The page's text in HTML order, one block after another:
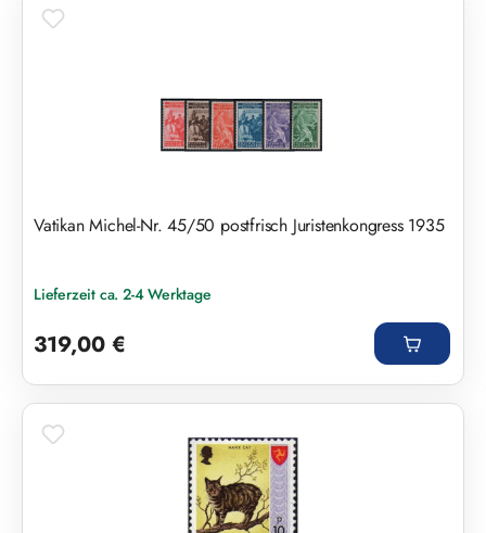
Vatikan Michel-Nr. 45/50 postfrisch Juristenkongress 1935
Lieferzeit ca. 2-4 Werktage
319,00 €